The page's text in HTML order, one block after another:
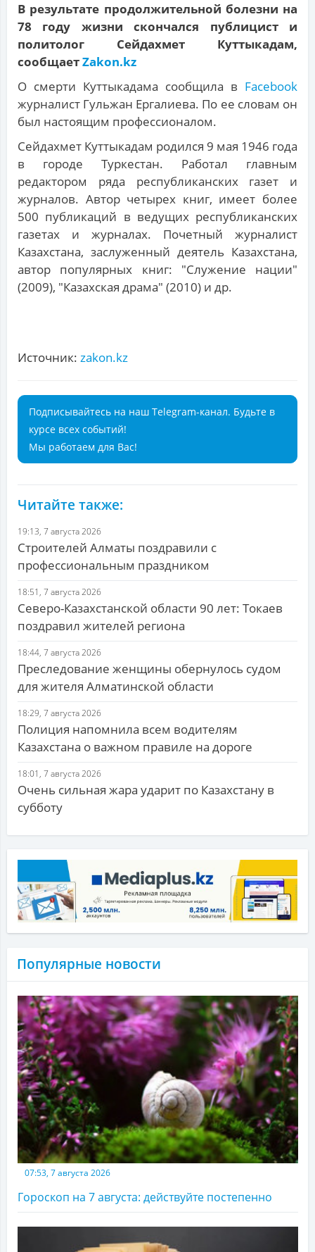
В результате продолжительной болезни на
78 году жизни скончался публицист и
политолог Сейдахмет Куттыкадам,
сообщаетZakon.kz
О смерти Куттыкадама сообщила в Facebook
журналист Гульжан Ергалиева. По ее словам он
был настоящим профессионалом.
Сейдахмет Куттыкадам родился 9 мая 1946 года
в городе Туркестан. Работал главным
редактором ряда республиканских газет и
журналов. Автор четырех книг, имеет более
500 публикаций в ведущих республиканских
газетах и журналах. Почетный журналист
Казахстана, заслуженный деятель Казахстана,
автор популярных книг: "Служение нации"
(2009), "Казахская драма" (2010) и др.
Источник: zakon.kz
Подписывайтесь на наш Telegram-канал. Будьте в
курсе всех событий!
Мы работаем для Вас!
Читайте также:
19:13, 7 августа 2026
Строителей Алматы поздравили с
профессиональным праздником
18:51, 7 августа 2026
Северо-Казахстанской области 90 лет: Токаев
поздравил жителей региона
18:44, 7 августа 2026
Преследование женщины обернулось судом
для жителя Алматинской области
18:29, 7 августа 2026
Полиция напомнила всем водителям
Казахстана о важном правиле на дороге
18:01, 7 августа 2026
Очень сильная жара ударит по Казахстану в
субботу
Популярные новости
07:53, 7 августа 2026
Гороскоп на 7 августа: действуйте постепенно